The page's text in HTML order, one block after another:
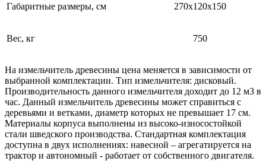
Габаритные размеры, см 270х120х150
Вес, кг 750
На измельчитель древесины цена меняется в зависимости от
выбранной комплектации. Тип измельчителя: дисковый.
Производительность данного измельчителя доходит до 12 м3 в
час. Данный измельчитель древесины может справиться с
деревьями и ветками, диаметр которых не превышает 17 см.
Материалы корпуса выполнены из высоко-износостойкой
стали шведского производства. Стандартная комплектация
доступна в двух исполнениях: навесной – агрегатируется на
трактор и автономный - работает от собственного двигателя.